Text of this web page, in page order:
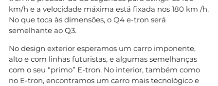
km/h e a velocidade máxima está fixada nos 180 km /h.
No que toca às dimensões, o Q4 e-tron será
semelhante ao Q3.
No design exterior esperamos um carro imponente,
alto e com linhas futuristas, e algumas semelhanças
com o seu “primo” E-tron. No interior, também como
no E-tron, encontramos um carro mais tecnológico e